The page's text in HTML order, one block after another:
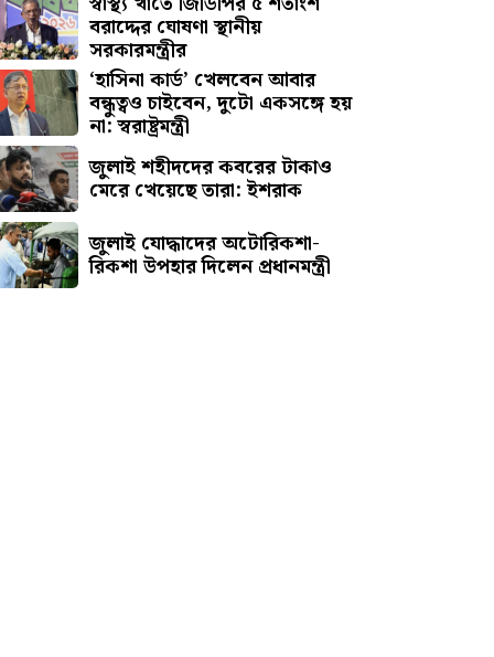
বরাদ্দের ঘোষণা স্থানীয়
সরকারমন্ত্রীর
‘হাসিনা কার্ড’ খেলবেন আবার
বন্ধুত্বও চাইবেন, দুটো একসঙ্গে হয়
না: স্বরাষ্ট্রমন্ত্রী
জুলাই শহীদদের কবরের টাকাও
মেরে খেয়েছে তারা: ইশরাক
জুলাই যোদ্ধাদের অটোরিকশা-
রিকশা উপহার দিলেন প্রধানমন্ত্রী